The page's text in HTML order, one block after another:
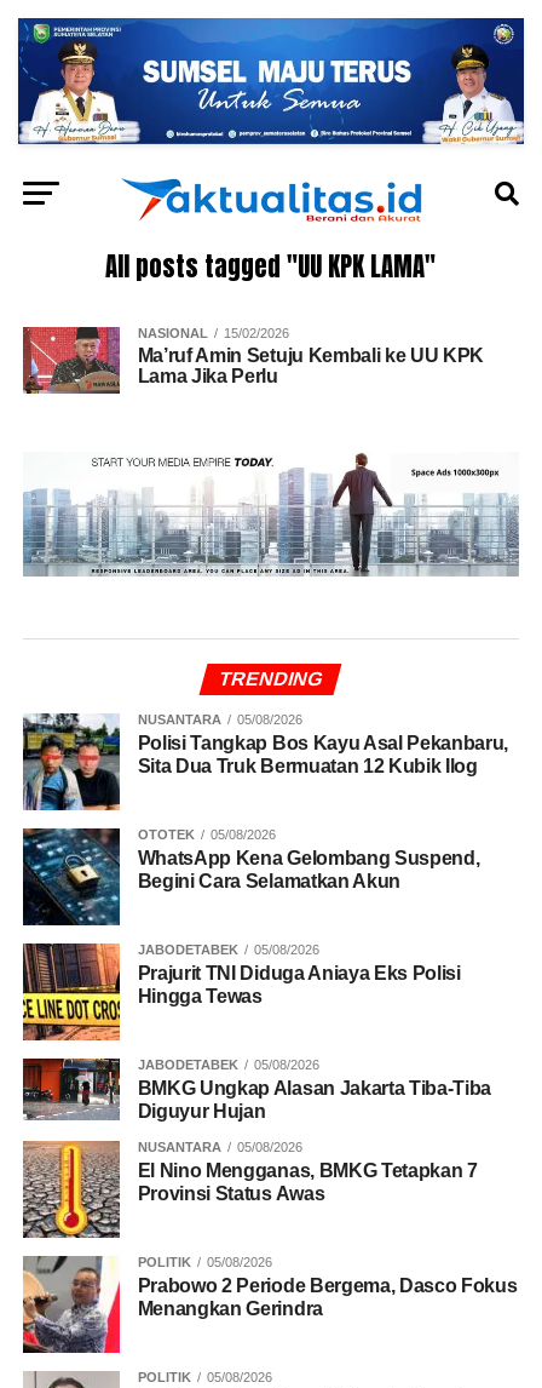
All posts tagged "UU KPK LAMA"
NASIONAL 15/02/2026
Ma’ruf Amin Setuju Kembali ke UU KPK
Lama Jika Perlu
TRENDING
NUSANTARA 05/08/2026
Polisi Tangkap Bos Kayu Asal Pekanbaru,
Sita Dua Truk Bermuatan 12 Kubik Ilog
OTOTEK 05/08/2026
WhatsApp Kena Gelombang Suspend,
Begini Cara Selamatkan Akun
JABODETABEK 05/08/2026
Prajurit TNI Diduga Aniaya Eks Polisi
Hingga Tewas
JABODETABEK 05/08/2026
BMKG Ungkap Alasan Jakarta Tiba-Tiba
Diguyur Hujan
NUSANTARA 05/08/2026
El Nino Mengganas, BMKG Tetapkan 7
Provinsi Status Awas
POLITIK 05/08/2026
Prabowo 2 Periode Bergema, Dasco Fokus
Menangkan Gerindra
POLITIK 05/08/2026